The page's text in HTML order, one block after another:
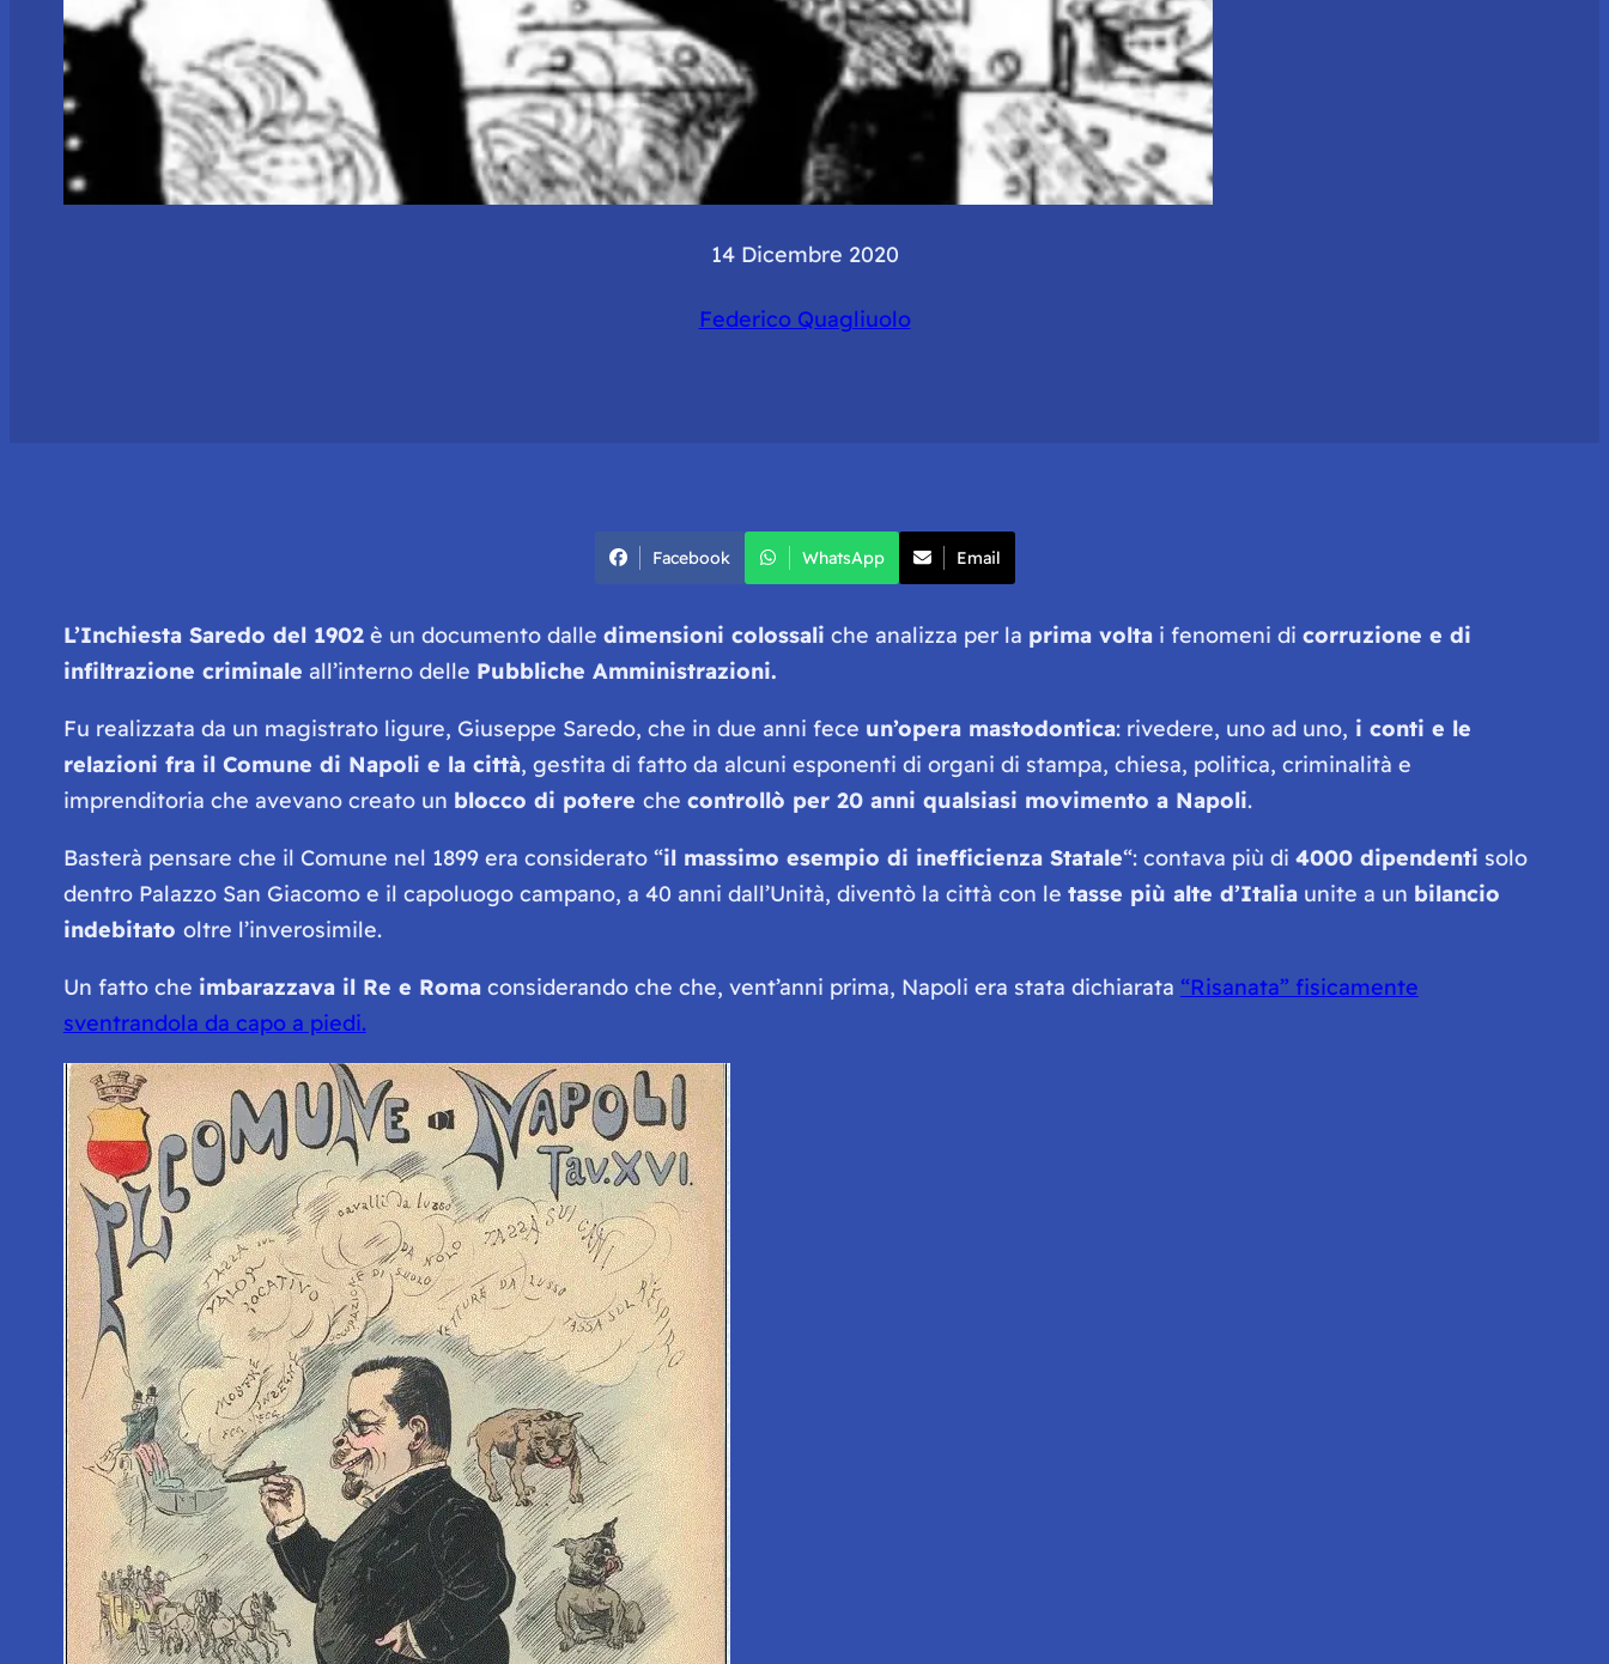
14 Dicembre 2020
Federico Quagliuolo
Facebook WhatsApp Email
L’Inchiesta Saredo del 1902è un documento dalle dimensioni colossali che analizza per la prima voltai fenomeni di corruzione e di
infiltrazione criminale all’interno delle Pubbliche Amministrazioni.
Fu realizzata da un magistrato ligure, Giuseppe Saredo, che in due anni fece un’opera mastodontica: rivedere, uno ad uno, i conti e le
relazioni fra il Comune di Napoli e la città, gestita di fatto da alcuni esponenti di organi di stampa, chiesa, politica, criminalità e
imprenditoria che avevano creato un blocco di potere che controllò per 20 anni qualsiasi movimento a Napoli.
Basterà pensare che il Comune nel 1899 era considerato “il massimo esempio di inefficienza Statale“: contava più di 4000 dipendenti solo
dentro Palazzo San Giacomo e il capoluogo campano, a 40 anni dall’Unità, diventò la città con le tasse più alte d’Italiaunite a un bilancio
indebitato oltre l’inverosimile.
Un fatto che imbarazzava il Re e Romaconsiderando che che, vent’anni prima, Napoli era stata dichiarata “Risanata” fisicamente
sventrandola da capo a piedi.